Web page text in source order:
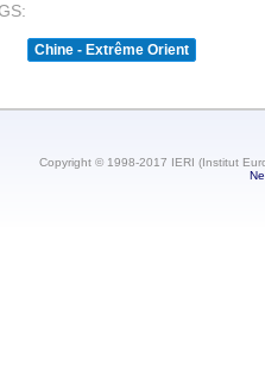
Chine - Extrême Orient
Copyright © 1998-2017 IERI (Institut